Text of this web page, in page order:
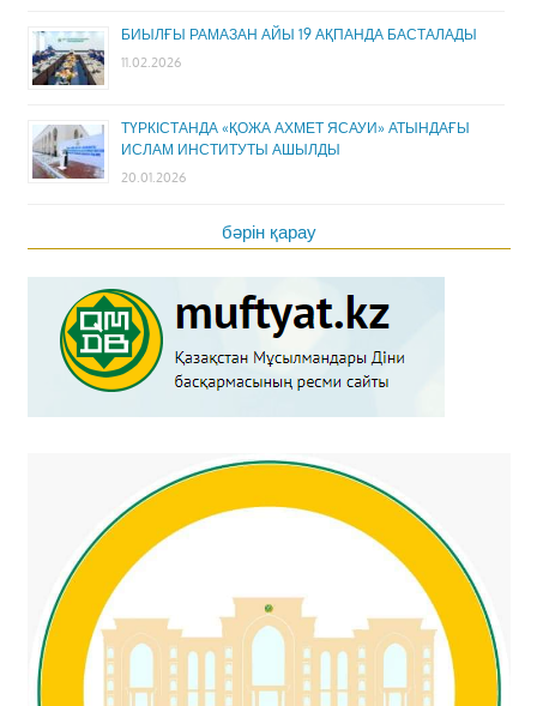
БИЫЛҒЫ РАМАЗАН АЙЫ 19 АҚПАНДА БАСТАЛАДЫ
11.02.2026
ТҮРКІСТАНДА «ҚОЖА АХМЕТ ЯСАУИ» АТЫНДАҒЫ
ИСЛАМ ИНСТИТУТЫ АШЫЛДЫ
20.01.2026
бәрін қарау